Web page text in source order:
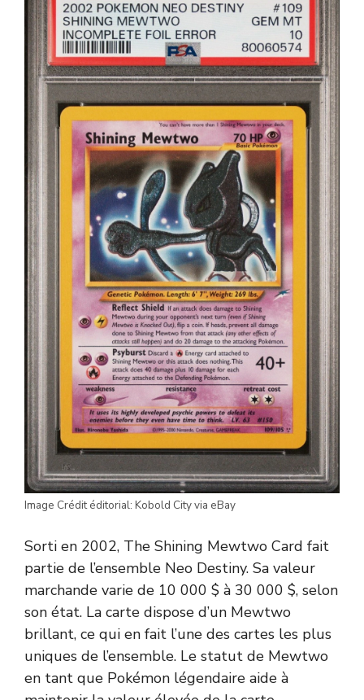
Image Crédit éditorial: Kobold City via eBay
Sorti en 2002, The Shining Mewtwo Card fait
partie de l’ensemble Neo Destiny. Sa valeur
marchande varie de 10 000 $ à 30 000 $, selon
son état. La carte dispose d’un Mewtwo
brillant, ce qui en fait l’une des cartes les plus
uniques de l’ensemble. Le statut de Mewtwo
en tant que Pokémon légendaire aide à